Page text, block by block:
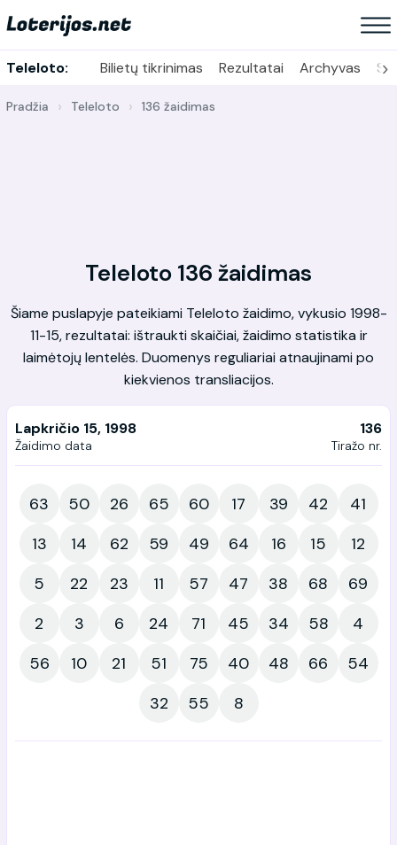
Teleloto: Bilietų tikrinimas Rezultatai Archyvas ›
Pradžia Teleloto 136 žaidimas
Teleloto 136 žaidimas
Šiame puslapyje pateikiami Teleloto žaidimo, vykusio 1998-
11-15, rezultatai: ištraukti skaičiai, žaidimo statistika ir
laimėtojų lentelės. Duomenys reguliariai atnaujinami po
kiekvienos transliacijos.
Lapkričio 15, 1998
Žaidimo data
136
Tiražo nr.
63 50 26 65 60 17 39 42
41
13
14 62 59 49 64 16 15
12
5
22 23 11 57 47 38 68
69
2
3 6 24 71 45 34 58
4
56
10 21 51 75 40 48 66
54
32
55 8